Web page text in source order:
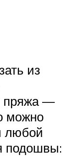
из
пряжа —
можно
любой
подошвы: